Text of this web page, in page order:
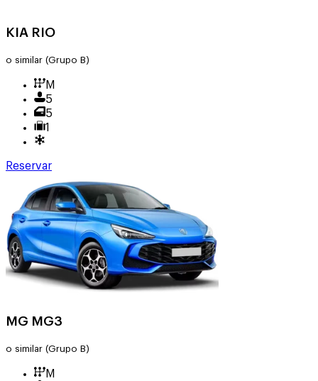
KIA RIO
o similar (Grupo B)
M
5
5
1
Reservar
MG MG3
o similar (Grupo B)
M